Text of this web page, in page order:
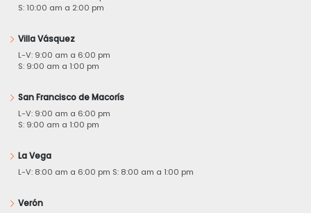
S: 10:00 am a 2:00 pm
Villa Vásquez
L-V: 9:00 am a 6:00 pm
S: 9:00 am a 1:00 pm
San Francisco de Macorís
L-V: 9:00 am a 6:00 pm
S: 9:00 am a 1:00 pm
La Vega
L-V: 8:00 am a 6:00 pm S: 8:00 am a 1:00 pm
Verón